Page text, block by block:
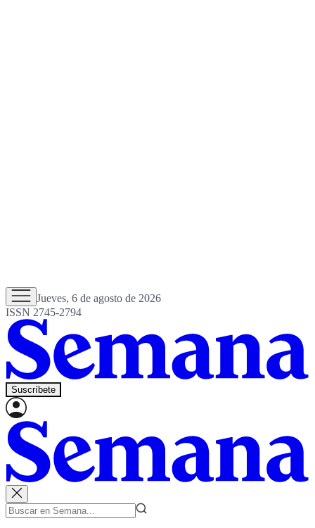
Jueves, 6 de agosto de 2026
ISSN 2745-2794
Suscríbete